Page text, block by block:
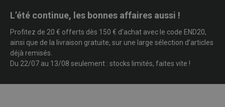
L’été continue, les bonnes affaires aussi !
Profitez de 20 € offerts dès 150 € d’achat avec le code END20,
ainsi que de la livraison gratuite, sur une large sélection d’articles
déjà remisés.
Du 22/07 au 13/08 seulement : stocks limités, faites vite !